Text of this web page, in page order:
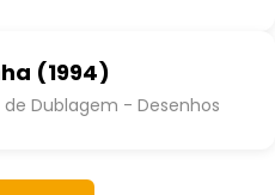
(1994)
de Dublagem - Desenhos